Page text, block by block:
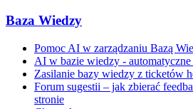
Baza Wiedzy
Pomoc AI w zarządzaniu Bazą
AI w bazie wiedzy -
Zasilanie bazy wiedzy z ticketów
Forum sugestii – jak zbierać
stronie